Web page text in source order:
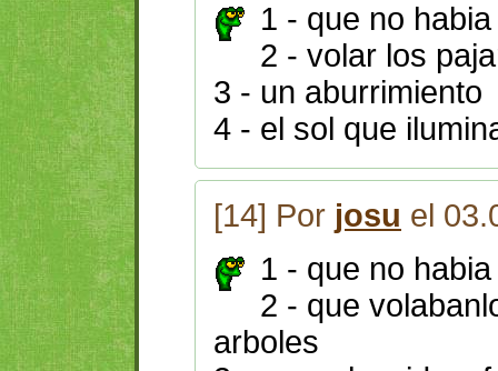
1 - que no
2 - volar los
3 - un aburrimiento
4 - el sol que
[14] Por josu el
1 - que no
2 - que
arboles